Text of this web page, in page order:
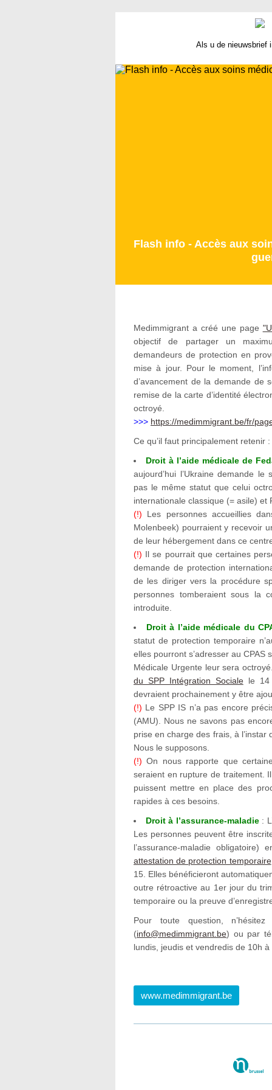
Als u de nieuwsbrief
Flash info - Accès aux
Medimmigrant a créé une page
objectif de partager un
demandeurs de protection en
mise à jour. Pour le moment,
d’avancement de la demande de
remise de la carte d’identité
octroyé.
>>> https://medimmigrant.be/fr/
Ce qu’il faut principalement retenir :
Droit à l’aide médicale de
aujourd’hui l’Ukraine demande
pas le même statut que celui
internationale classique (= asile) et
(!) Les personnes accueillies
Molenbeek) pourraient y recevoir
de leur hébergement dans ce
(!) Il se pourrait que certaines
demande de protection
de les diriger vers la procédure
personnes tomberaient sous la
introduite.
Droit à l’aide médicale du
statut de protection temporaire
elles pourront s’adresser au CPAS
Médicale Urgente leur sera
du SPP Intégration Socialele 14
devraient prochainement y être
(!) Le SPP IS n’a pas encore
(AMU). Nous ne savons pas
prise en charge des frais, à l’instar
Nous le supposons.
(!) On nous rapporte que
seraient en rupture de traitement.
puissent mettre en place des
rapides à ces besoins.
Droit à l’assurance-maladie:
Les personnes peuvent être
l’assurance-maladie obligatoire)
attestation de protection temporaire
15. Elles bénéficieront
outre rétroactive au 1er jour du
temporaire ou la preuve
Pour toute question,
(info@medimmigrant.be) ou par
lundis, jeudis et vendredis de 10h
www.medimmigrant.be